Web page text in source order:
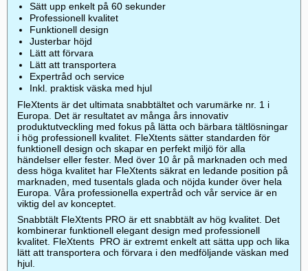
Sätt upp enkelt på 60 sekunder
Professionell kvalitet
Funktionell design
Justerbar höjd
Lätt att förvara
Lätt att transportera
Expertråd och service
Inkl. praktisk väska med hjul
FleXtents är det ultimata snabbtältet och varumärke nr. 1 i
Europa. Det är resultatet av många års innovativ
produktutveckling med fokus på lätta och bärbara tältlösningar
i hög professionell kvalitet. FleXtents sätter standarden för
funktionell design och skapar en perfekt miljö för alla
händelser eller fester. Med över 10 år på marknaden och med
dess höga kvalitet har FleXtents säkrat en ledande position på
marknaden, med tusentals glada och nöjda kunder över hela
Europa. Våra professionella expertråd och vår service är en
viktig del av konceptet.
Snabbtält FleXtents PRO är ett snabbtält av hög kvalitet. Det
kombinerar funktionell elegant design med professionell
kvalitet. FleXtents PRO är extremt enkelt att sätta upp och lika
lätt att transportera och förvara i den medföljande väskan med
hjul.